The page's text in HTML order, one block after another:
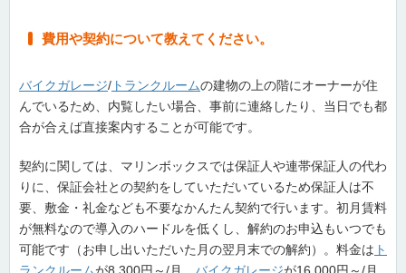
費用や契約について教えてください。
バイクガレージ/ トランクルームの建物の上の階にオーナーが住
んでいるため、内覧したい場合、事前に連絡したり、当日でも都
合が合えば直接案内することが可能です。
契約に関しては、マリンボックスでは保証人や連帯保証人の代わ
りに、保証会社との契約をしていただいているため保証人は不
要、敷金・礼金なども不要なかんたん契約で行います。初月賃料
が無料なので導入のハードルを低くし、解約のお申込もいつでも
可能です（お申し出いただいた月の翌月末での解約）。料金は ト